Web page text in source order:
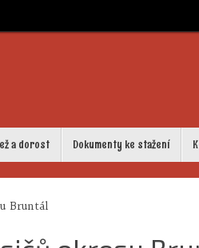
a dorost Dokumenty ke stažení
Bruntál